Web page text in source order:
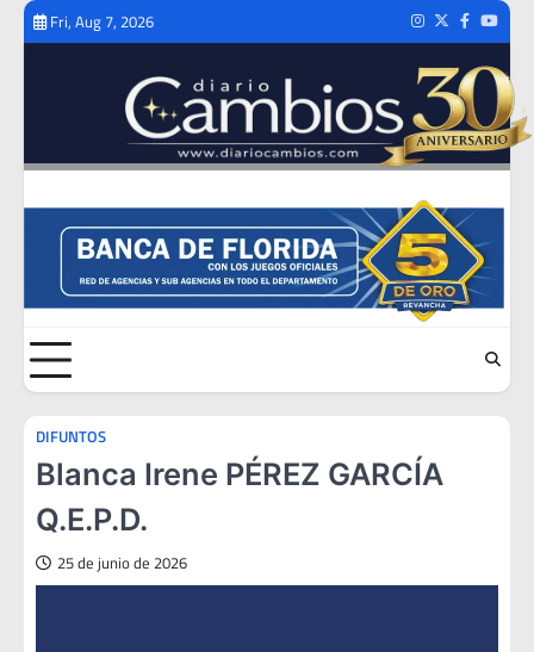
Skip
Fri, Aug 7, 2026 Instagram
TwitterFacebook
DIFUNTOS
Blanca Irene PÉREZ GARCÍA
Q.E.P.D.
25 de junio de 2026